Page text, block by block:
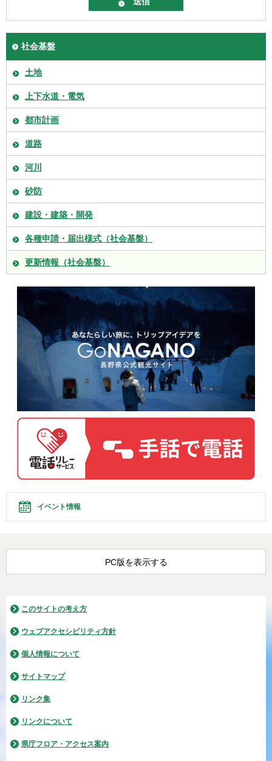
社会基盤
土地
上下水道・電気
都市計画
道路
河川
砂防
建設・建築・開発
各種申請・届出様式（社会基盤）
更新情報（社会基盤）
イベント情報
PC版を表示する
このサイトの考え方
ウェブアクセシビリティ方針
個人情報について
サイトマップ
リンク集
リンクについて
県庁フロア・アクセス案内